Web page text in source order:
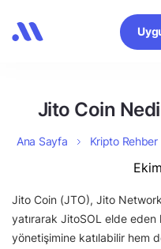
Jito Coin
Ana Sayfa Kripto Rehber
Jito Coin (JTO), Jito
yatırarak JitoSOL elde eden
yönetişimine katılabilir hem